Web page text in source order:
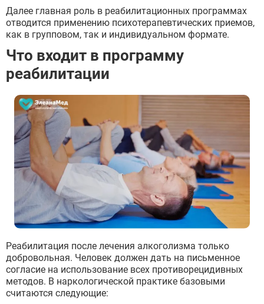
Далее главная роль в реабилитационных программах
отводится применению психотерапевтических приемов,
как в групповом, так и индивидуальном формате.
Что входит в программу
реабилитации
Реабилитация после лечения алкоголизма только
добровольная. Человек должен дать на письменное
согласие на использование всех противорецидивных
методов. В наркологической практике базовыми
считаются следующие: